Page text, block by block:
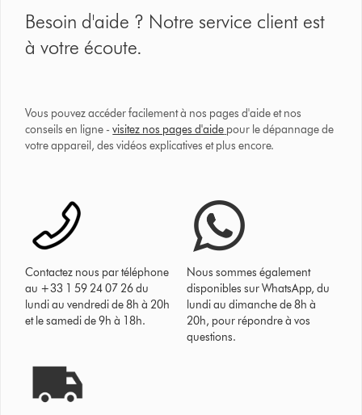
Besoin d'aide ? Notre service client est
à votre écoute.
Vous pouvez accéder facilement à nos pages d'aide et nos
conseils en ligne -visitez nos pages d'aide pour le dépannage de
votre appareil, des vidéos explicatives et plus encore.
Contactez nous par téléphone
au +33 1 59 24 07 26 du
lundi au vendredi de 8h à 20h
et le samedi de 9h à 18h.
Nous sommes également
disponibles sur WhatsApp, du
lundi au dimanche de 8h à
20h, pour répondre à vos
questions.